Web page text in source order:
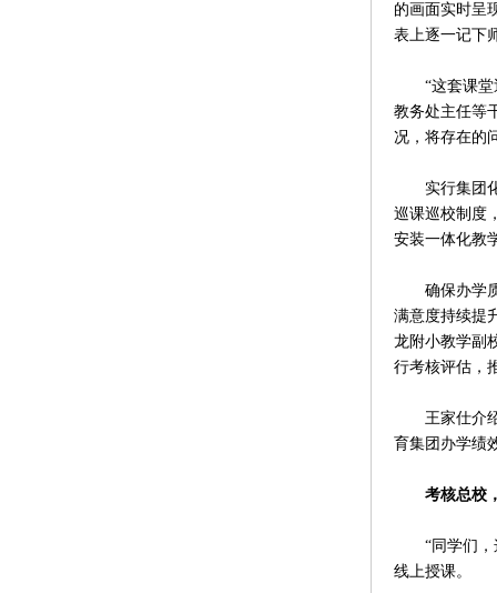
的画面实时呈
表上逐一记下
“这套课堂巡
教务处主任等
况，将存在的
实行集团化
巡课巡校制度
安装一体化教
确保办学质
满意度持续提
龙附小教学副
行考核评估，
王家仕介绍
育集团办学绩
考核总校，
“同学们，这
线上授课。